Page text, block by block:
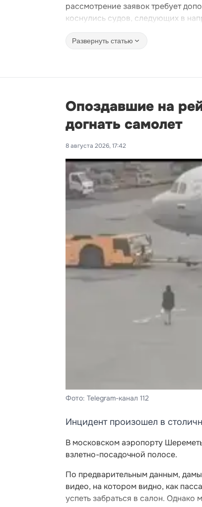
рассмотрение заявок требует
коснулись судов, следующих в
Развернуть статью
Опоздавшие на
догнать самолет
8 августа 2026, 17:42
Фото: Telegram-канал 112
Инцидент произошел в
В московском аэропорту
взлетно-посадочной полосе.
По предварительным данным,
видео, на котором видно, как
успеть забраться в салон. Однако